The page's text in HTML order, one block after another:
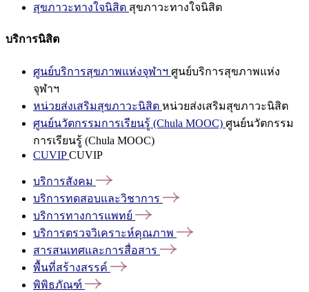
สุขภาวะทางใจนิสิต สุขภาวะทางใจนิสิต
บริการนิสิต
ศูนย์บริการสุขภาพแห่งจุฬาฯ ศูนย์บริการสุขภาพแห่ง
จุฬาฯ
หน่วยส่งเสริมสุขภาวะนิสิต หน่วยส่งเสริมสุขภาวะนิสิต
ศูนย์นวัตกรรมการเรียนรู้ (Chula MOOC) ศูนย์นวัตกรรม
การเรียนรู้ (Chula MOOC)
CUVIPCUVIP
บริการสังคม
บริการทดสอบและวิชาการ
บริการทางการแพทย์
บริการตรวจวิเคราะห์คุณภาพ
สารสนเทศและการสื่อสาร
พื้นที่สร้างสรรค์
พิพิธภัณฑ์